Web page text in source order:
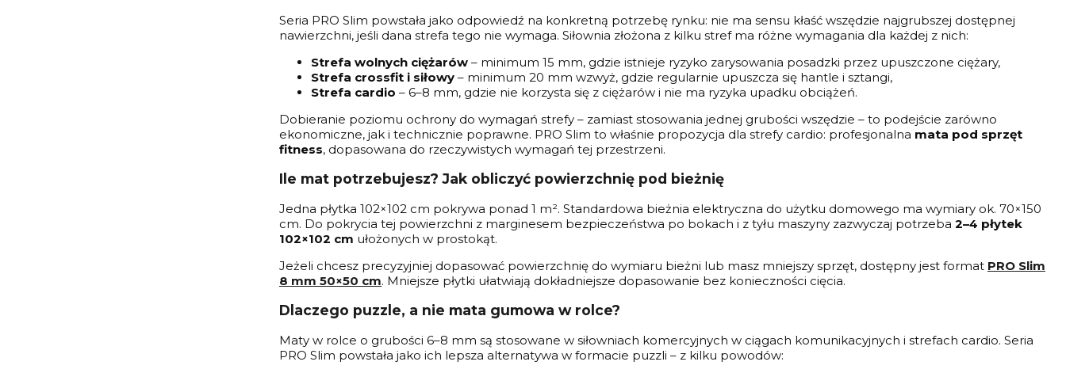
Seria PRO Slim powstała jako odpowiedź na konkretną potrzebę rynku: nie ma sensu kłaść wszędzie najgrubszej dostępnej
nawierzchni, jeśli dana strefa tego nie wymaga. Siłownia złożona z kilku stref ma różne wymagania dla każdej z nich:
Strefa wolnych ciężarów – minimum 15 mm, gdzie istnieje ryzyko zarysowania posadzki przez upuszczone ciężary,
Strefa crossfit i siłowy – minimum 20 mm wzwyż, gdzie regularnie upuszcza się hantle i sztangi,
Strefa cardio – 6–8 mm, gdzie nie korzysta się z ciężarów i nie ma ryzyka upadku obciążeń.
Dobieranie poziomu ochrony do wymagań strefy – zamiast stosowania jednej grubości wszędzie – to podejście zarówno
ekonomiczne, jak i technicznie poprawne. PRO Slim to właśnie propozycja dla strefy cardio: profesjonalna mata pod sprzęt
fitness, dopasowana do rzeczywistych wymagań tej przestrzeni.
Ile mat potrzebujesz? Jak obliczyć powierzchnię pod bieżnię
Jedna płytka 102×102 cm pokrywa ponad 1 m². Standardowa bieżnia elektryczna do użytku domowego ma wymiary ok. 70×150
cm. Do pokrycia tej powierzchni z marginesem bezpieczeństwa po bokach i z tyłu maszyny zazwyczaj potrzeba 2–4 płytek
102×102 cm ułożonych w prostokąt.
Jeżeli chcesz precyzyjniej dopasować powierzchnię do wymiaru bieżni lub masz mniejszy sprzęt, dostępny jest format PRO Slim
8 mm 50×50 cm. Mniejsze płytki ułatwiają dokładniejsze dopasowanie bez konieczności cięcia.
Dlaczego puzzle, a nie mata gumowa w rolce?
Maty w rolce o grubości 6–8 mm są stosowane w siłowniach komercyjnych w ciągach komunikacyjnych i strefach cardio. Seria
PRO Slim powstała jako ich lepsza alternatywa w formacie puzzli – z kilku powodów: